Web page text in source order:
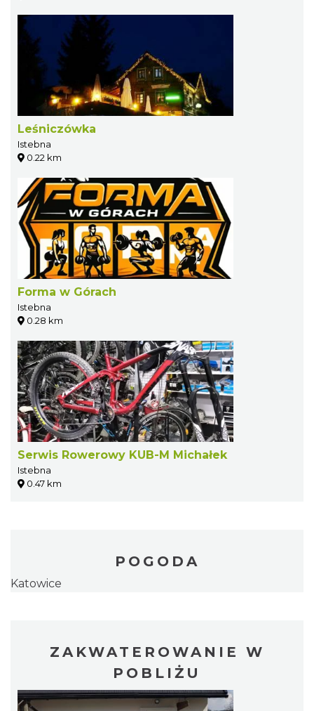
Leśniczówka
Istebna
0.22 km
Forma w Górach
Istebna
0.28 km
Serwis Rowerowy KUB-M Michałek
Istebna
0.47 km
POGODA
Katowice
ZAKWATEROWANIE W
POBLIŻU